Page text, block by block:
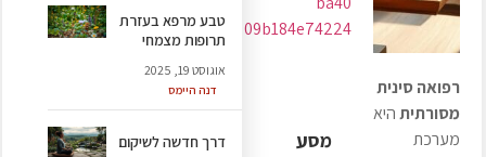
רפואה סינית
מסורתיתהיא
מערכת
מסע
טבע מרפא בעזרת
תרופות מצמחי
דנה היימס
אוגוסט 19, 2025
דרך חדשה לשיקום